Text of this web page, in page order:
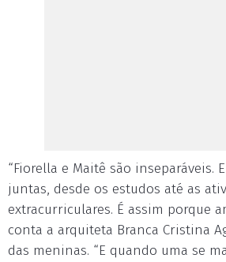
“Fiorella e Maitê são inseparáveis.
juntas, desde os estudos até as
extracurriculares. É assim porque
conta a arquiteta Branca Cristina
das meninas. “E quando uma se